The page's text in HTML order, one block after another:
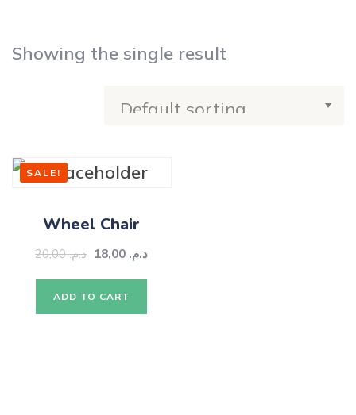
Showing the single result
SALE!
Wheel Chair
د.م.20,00 د.م.
ADD TO CART